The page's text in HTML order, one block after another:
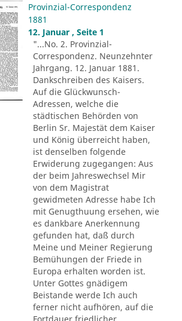
Provinzial-Correspondenz
1881
12. Januar , Seite 1
"...No. 2. Provinzial-
Correspondenz. Neunzehnter
Jahrgang. 12. Januar 1881.
Dankschreiben des Kaisers.
Auf die Glückwunsch-
Adressen, welche die
städtischen Behörden von
Berlin Sr. Majestät dem Kaiser
und König überreicht haben,
ist denselben folgende
Erwiderung zugegangen: Aus
der beim Jahreswechsel Mir
von dem Magistrat
gewidmeten Adresse habe Ich
mit Genugthuung ersehen, wie
es dankbare Anerkennung
gefunden hat, daß durch
Meine und Meiner Regierung
Bemühungen der Friede in
Europa erhalten worden ist.
Unter Gottes gnädigem
Beistande werde Ich auch
ferner nicht aufhören, auf die
Fortdauer friedlicher